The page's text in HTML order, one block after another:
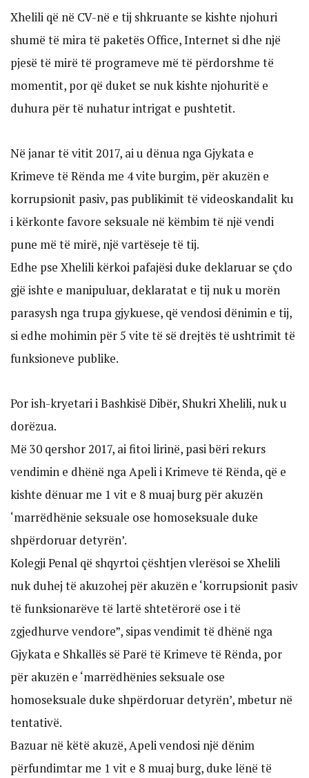
Xhelili që në CV-në e tij shkruante se kishte njohuri
shumë të mira të paketës Office, Internet si dhe një
pjesë të mirë të programeve më të përdorshme të
momentit, por që duket se nuk kishte njohuritë e
duhura për të nuhatur intrigat e pushtetit.
Në janar të vitit 2017, ai u dënua nga Gjykata e
Krimeve të Rënda me 4 vite burgim, për akuzën e
korrupsionit pasiv, pas publikimit të videoskandalit ku
i kërkonte favore seksuale në këmbim të një vendi
pune më të mirë, një vartëseje të tij.
Edhe pse Xhelili kërkoi pafajësi duke deklaruar se çdo
gjë ishte e manipuluar, deklaratat e tij nuk u morën
parasysh nga trupa gjykuese, që vendosi dënimin e tij,
si edhe mohimin për 5 vite të së drejtës të ushtrimit të
funksioneve publike.
Por ish-kryetari i Bashkisë Dibër, Shukri Xhelili, nuk u
dorëzua.
Më 30 qershor 2017, ai fitoi lirinë, pasi bëri rekurs
vendimin e dhënë nga Apeli i Krimeve të Rënda, që e
kishte dënuar me 1 vit e 8 muaj burg për akuzën
‘marrëdhënie seksuale ose homoseksuale duke
shpërdoruar detyrën’.
Kolegji Penal që shqyrtoi çështjen vlerësoi se Xhelili
nuk duhej të akuzohej për akuzën e ‘korrupsionit pasiv
të funksionarëve të lartë shtetërorë ose i të
zgjedhurve vendore”, sipas vendimit të dhënë nga
Gjykata e Shkallës së Parë të Krimeve të Rënda, por
për akuzën e ‘marrëdhënies seksuale ose
homoseksuale duke shpërdoruar detyrën’, mbetur në
tentativë.
Bazuar në këtë akuzë, Apeli vendosi një dënim
përfundimtar me 1 vit e 8 muaj burg, duke lënë të